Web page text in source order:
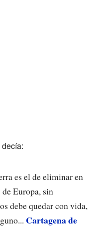
es el de eliminar en
Europa, sin
debe quedar con vida,
Cartagena de